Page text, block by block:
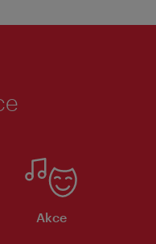
Akce